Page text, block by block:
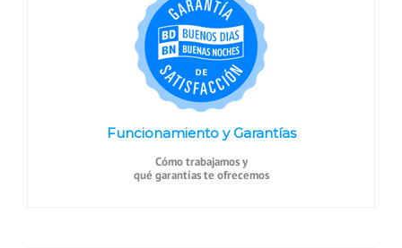
Funcionamiento y Garantías
Cómo trabajamos y
qué garantías te ofrecemos